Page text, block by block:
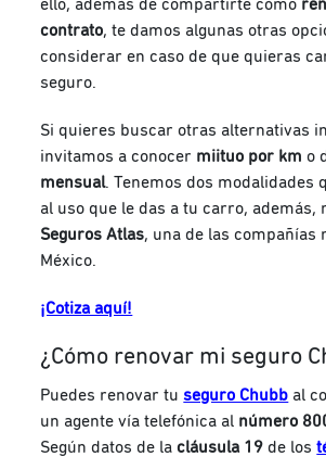
ello, además de compartirte cómo
contrato, te damos algunas otras
considerar en caso de que quieras
seguro.
Si quieres buscar otras alternativas
invitamos a conocer miituo por km o
mensual. Tenemos dos modalidades
al uso que le das a tu carro, además,
Seguros Atlas, una de las compañías
México.
¡Cotiza aquí!
¿Cómo renovar mi seguro
Puedes renovar tuseguro Chubb al
un agente vía telefónica al número
Según datos de lacláusula 19de los